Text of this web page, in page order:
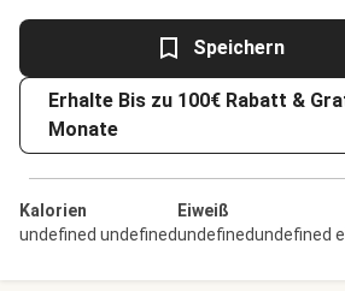
Speichern
Erhalte Bis zu 100€ Rabatt &
Monate
Kalorien
undefined undefined
Eiweiß
undefinedundefined